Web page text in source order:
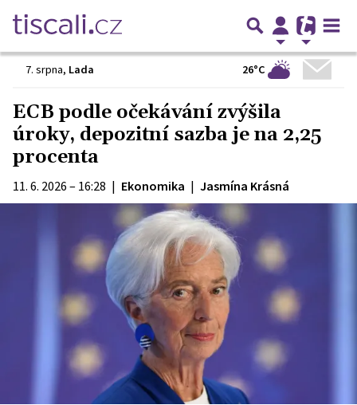
7. srpna, Lada 26°C
ECB podle očekávání zvýšila
úroky, depozitní sazba je na 2,25
procenta
11. 6. 2026 – 16:28 | Ekonomika | Jasmína Krásná